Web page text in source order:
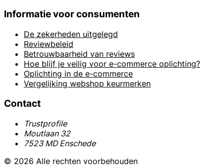
Informatie voor consumenten
De zekerheden uitgelegd
Reviewbeleid
Betrouwbaarheid van reviews
Hoe blijf je veilig voor e-commerce oplichting?
Oplichting in de e-commerce
Vergelijking webshop keurmerken
Contact
Trustprofile
Moutlaan 32
7523 MD Enschede
© 2026 Alle rechten voorbehouden